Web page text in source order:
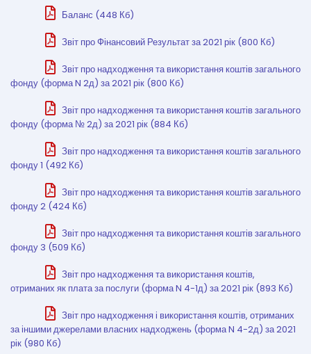
Баланс (448 Кб)
Звіт про Фінансовий Результат за 2021 рік (800 Кб)
Звіт про надходження та використання коштів загального
фонду (форма N 2д) за 2021 рік (800 Кб)
Звіт про надходження та використання коштів загального
фонду (форма № 2д) за 2021 рік (884 Кб)
Звіт про надходження та використання коштів загального
фонду 1 (492 Кб)
Звіт про надходження та використання коштів загального
фонду 2 (424 Кб)
Звіт про надходження та використання коштів загального
фонду 3 (509 Кб)
Звіт про надходження та використання коштів,
отриманих як плата за послуги (форма N 4-1д) за 2021 рік (893 Кб)
Звіт про надходження і використання коштів, отриманих
за іншими джерелами власних надходжень (форма N 4-2д) за 2021
рік (980 Кб)